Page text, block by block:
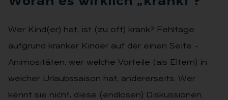
Wer Kind(er) hat, ist (zu oft) krank? Fehltage
aufgrund kranker Kinder auf der einen Seite –
Animositäten, wer welche Vorteile (als Eltern) in
welcher Urlaubssaison hat, andererseits. Wer
kennt sie nicht, diese (endlosen) Diskussionen.